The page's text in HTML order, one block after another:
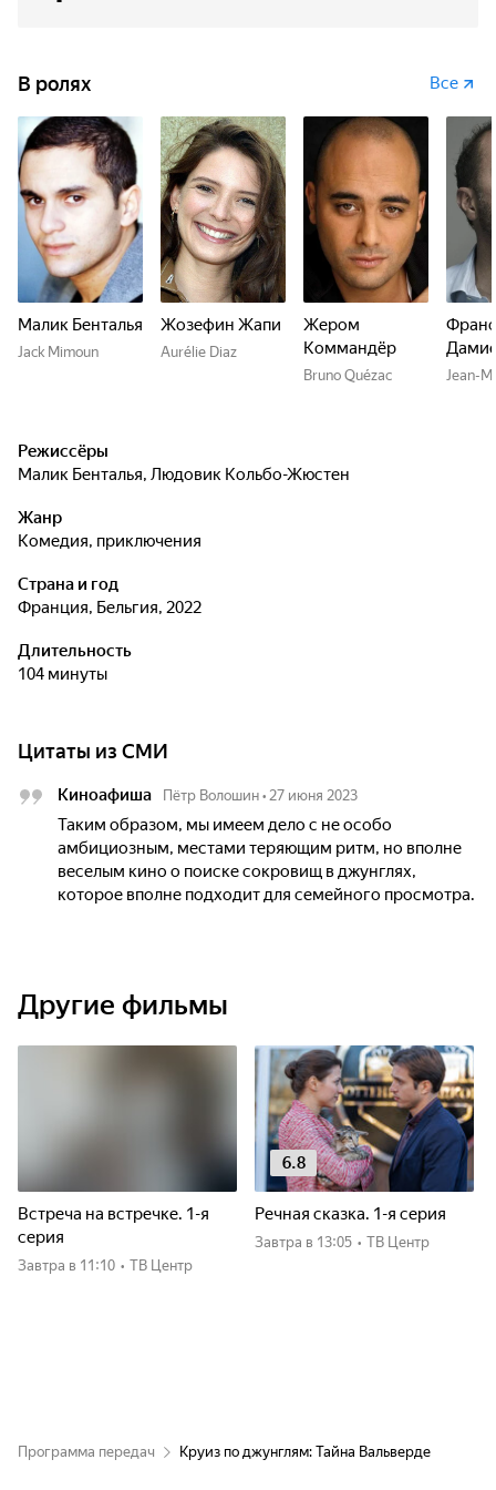
В ролях Все
Малик Бенталья
Jack Mimoun
Жозефин Жапи
Aurélie Diaz
Жером
Коммандёр
Bruno Quézac Jean-
Режиссёры
Малик Бенталья, Людовик Кольбо-Жюстен
Жанр
комедия, приключения
Страна и год
Франция, Бельгия, 2022
Длительность
104 минуты
Цитаты из СМИ
Киноафиша Пётр Волошин • 27 июня 2023
Таким образом, мы имеем дело с не особо
амбициозным, местами теряющим ритм, но вполне
веселым кино о поиске сокровищ в джунглях,
которое вполне подходит для семейного просмотра.
Другие фильмы
Встреча на встречке. 1-я
серия
Завтра в 11:10 • ТВ Центр
6.8
Речная сказка. 1-я серия
Завтра в 13:05 • ТВ Центр
Программа передач Круиз по джунглям: Тайна Вальверде